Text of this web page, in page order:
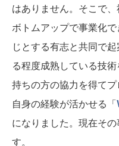
はありません。そこで、
ボトムアップで事業化
じとする有志と共同で
る程度成熟している技
持ちの方の協力を得て
自身の経験が活かせる「
になりました。現在そ
す。